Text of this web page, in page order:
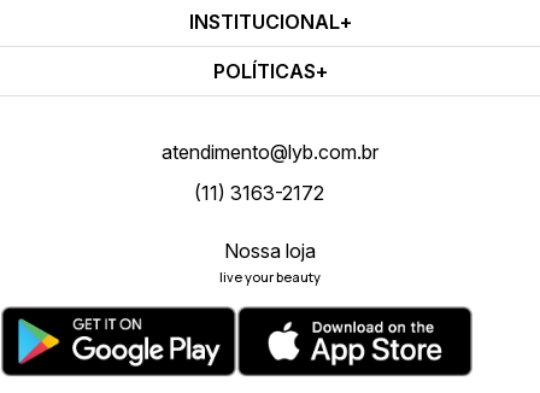
INSTITUCIONAL
POLÍTICAS
atendimento@lyb.com.br
(11) 3163-2172
Nossa loja
live your beauty